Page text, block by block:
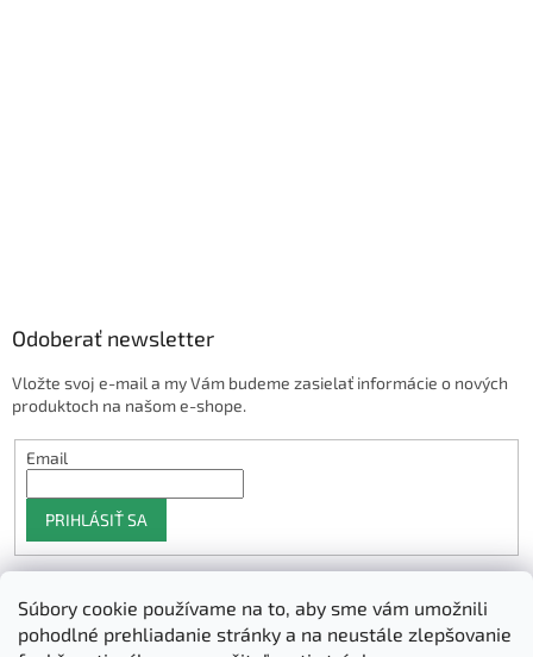
Súbory cookie používame na to, aby sme vám umožnili
pohodlné prehliadanie stránky a na neustále zlepšovanie
Odoberať newsletter
Vložte svoj e-mail a my Vám budeme zasielať informácie o nových
produktoch na našom e-shope.
Email
PRIHLÁSIŤ SA
Shoptet.sk